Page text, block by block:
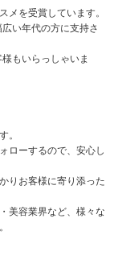
メを受賞しています。
い年代の方に支持さ
もいらっしゃいま
。
ローするので、安心し
りお客様に寄り添った
美容業界など、様々な